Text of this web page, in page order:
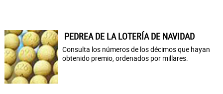
PEDREA DE LA LOTERÍA DE NAVIDAD
Consulta los números de los décimos que hayan
obtenido premio, ordenados por millares.